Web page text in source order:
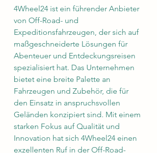
4Wheel24 ist ein führender Anbieter
von Off-Road- und
Expeditionsfahrzeugen, der sich auf
maßgeschneiderte Lösungen für
Abenteuer und Entdeckungsreisen
spezialisiert hat. Das Unternehmen
bietet eine breite Palette an
Fahrzeugen und Zubehör, die für
den Einsatz in anspruchsvollen
Geländen konzipiert sind. Mit einem
starken Fokus auf Qualität und
Innovation hat sich 4Wheel24 einen
exzellenten Ruf in der Off-Road-